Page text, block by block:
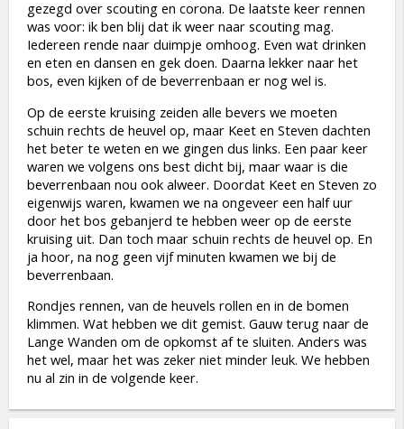
gezegd over scouting en corona. De laatste keer rennen
was voor: ik ben blij dat ik weer naar scouting mag.
Iedereen rende naar duimpje omhoog. Even wat drinken
en eten en dansen en gek doen. Daarna lekker naar het
bos, even kijken of de beverrenbaan er nog wel is.
Op de eerste kruising zeiden alle bevers we moeten
schuin rechts de heuvel op, maar Keet en Steven dachten
het beter te weten en we gingen dus links. Een paar keer
waren we volgens ons best dicht bij, maar waar is die
beverrenbaan nou ook alweer. Doordat Keet en Steven zo
eigenwijs waren, kwamen we na ongeveer een half uur
door het bos gebanjerd te hebben weer op de eerste
kruising uit. Dan toch maar schuin rechts de heuvel op. En
ja hoor, na nog geen vijf minuten kwamen we bij de
beverrenbaan.
Rondjes rennen, van de heuvels rollen en in de bomen
klimmen. Wat hebben we dit gemist. Gauw terug naar de
Lange Wanden om de opkomst af te sluiten. Anders was
het wel, maar het was zeker niet minder leuk. We hebben
nu al zin in de volgende keer.